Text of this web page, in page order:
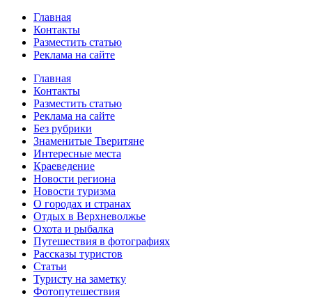
Главная
Контакты
Разместить статью
Реклама на сайте
Главная
Контакты
Разместить статью
Реклама на сайте
Без рубрики
Знаменитые Тверитяне
Интересные места
Краеведение
Новости региона
Новости туризма
О городах и странах
Отдых в Верхневолжье
Охота и рыбалка
Путешествия в фотографиях
Рассказы туристов
Статьи
Туристу на заметку
Фотопутешествия